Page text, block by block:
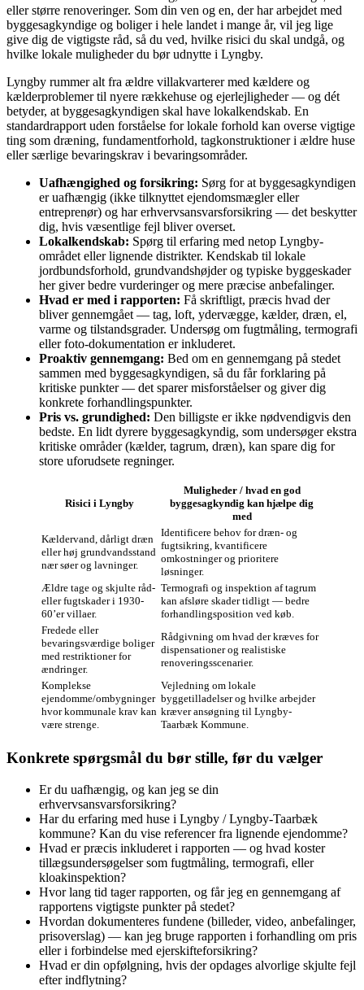
eller større renoveringer. Som din ven og en, der har arbejdet med
byggesagkyndige og boliger i hele landet i mange år, vil jeg lige
give dig de vigtigste råd, så du ved, hvilke risici du skal undgå, og
hvilke lokale muligheder du bør udnytte i Lyngby.
Lyngby rummer alt fra ældre villakvarterer med kældere og
kælderproblemer til nyere rækkehuse og ejerlejligheder — og dét
betyder, at byggesagkyndigen skal have lokalkendskab. En
standardrapport uden forståelse for lokale forhold kan overse vigtige
ting som dræning, fundamentforhold, tagkonstruktioner i ældre huse
eller særlige bevaringskrav i bevaringsområder.
Uafhængighed og forsikring: Sørg for at byggesagkyndigen
er uafhængig (ikke tilknyttet ejendomsmægler eller
entreprenør) og har erhvervsansvarsforsikring — det beskytter
dig, hvis væsentlige fejl bliver overset.
Lokalkendskab: Spørg til erfaring med netop Lyngby-
området eller lignende distrikter. Kendskab til lokale
jordbundsforhold, grundvandshøjder og typiske byggeskader
her giver bedre vurderinger og mere præcise anbefalinger.
Hvad er med i rapporten: Få skriftligt, præcis hvad der
bliver gennemgået — tag, loft, ydervægge, kælder, dræn, el,
varme og tilstandsgrader. Undersøg om fugtmåling, termografi
eller foto-dokumentation er inkluderet.
Proaktiv gennemgang: Bed om en gennemgang på stedet
sammen med byggesagkyndigen, så du får forklaring på
kritiske punkter — det sparer misforståelser og giver dig
konkrete forhandlingspunkter.
Pris vs. grundighed: Den billigste er ikke nødvendigvis den
bedste. En lidt dyrere byggesagkyndig, som undersøger ekstra
kritiske områder (kælder, tagrum, dræn), kan spare dig for
store uforudsete regninger.
Risici i Lyngby
Muligheder / hvad en god
byggesagkyndig kan hjælpe dig
med
Kældervand, dårligt dræn
eller høj grundvandsstand
nær søer og lavninger.
Identificere behov for dræn- og
fugtsikring, kvantificere
omkostninger og prioritere
løsninger.
Ældre tage og skjulte råd-
eller fugtskader i 1930-
60’er villaer.
Termografi og inspektion af tagrum
kan afsløre skader tidligt — bedre
forhandlingsposition ved køb.
Fredede eller
bevaringsværdige boliger
med restriktioner for
ændringer.
Rådgivning om hvad der kræves for
dispensationer og realistiske
renoveringsscenarier.
Komplekse
ejendomme/ombygninger
hvor kommunale krav kan
være strenge.
Vejledning om lokale
byggetilladelser og hvilke arbejder
kræver ansøgning til Lyngby-
Taarbæk Kommune.
Konkrete spørgsmål du bør stille, før du vælger
Er du uafhængig, og kan jeg se din
erhvervsansvarsforsikring?
Har du erfaring med huse i Lyngby / Lyngby‑Taarbæk
kommune? Kan du vise referencer fra lignende ejendomme?
Hvad er præcis inkluderet i rapporten — og hvad koster
tillægsundersøgelser som fugtmåling, termografi, eller
kloakinspektion?
Hvor lang tid tager rapporten, og får jeg en gennemgang af
rapportens vigtigste punkter på stedet?
Hvordan dokumenteres fundene (billeder, video, anbefalinger,
prisoverslag) — kan jeg bruge rapporten i forhandling om pris
eller i forbindelse med ejerskifteforsikring?
Hvad er din opfølgning, hvis der opdages alvorlige skjulte fejl
efter indflytning?